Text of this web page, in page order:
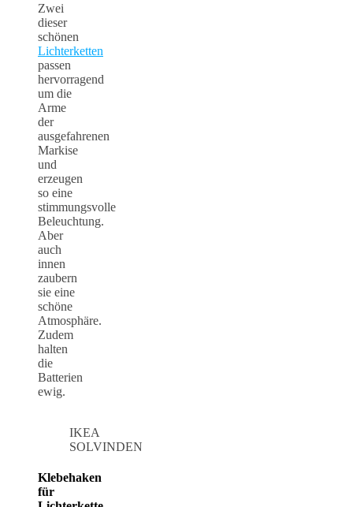
Zwei
dieser
schönen
Lichterketten
passen
hervorragend
um die
Arme
der
ausgefahrenen
Markise
und
erzeugen
so eine
stimmungsvolle
Beleuchtung.
Aber
auch
innen
zaubern
sie eine
schöne
Atmosphäre.
Zudem
halten
die
Batterien
ewig.
IKEA
SOLVINDEN
Klebehaken
für